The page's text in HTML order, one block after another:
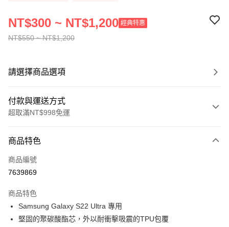
NT$550 ~ NT$1,200
NT$300 ~ NT$1,200 經典特惠
請選擇商品選項
付款與運送方式
超取滿NT$998免運
信用卡一次付款
超商取貨付款
Apple Pay
街口支付
商品特色
商品編號
7639869
商品特色
Samsung Galaxy S22 Ultra 專用
堅固的聚碳酸酯芯，外以耐衝擊吸震的TPU包覆